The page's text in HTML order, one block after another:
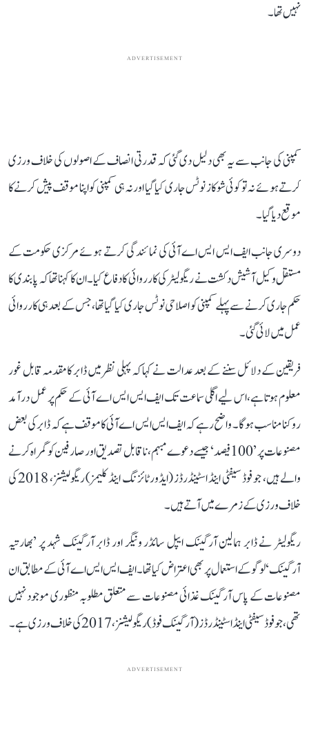
نہیں تھا۔
ADVERTISEMENT
کمپنی کی جانب سے یہ بھی دلیل دی گئی کہ قدرتی انصاف کے اصولوں کی خلاف ورزی
کرتے ہوئے نہ تو کوئی شوکاز نوٹس جاری کیا گیا اور نہ ہی کمپنی کو اپنا موقف پیش کرنے کا
موقع دیا گیا۔
دوسری جانب ایف ایس ایس اے آئی کی نمائندگی کرتے ہوئے مرکزی حکومت کے
مستقل وکیل آشیش دکشت نے ریگولیٹر کی کارروائی کا دفاع کیا۔ ان کا کہنا تھا کہ پابندی کا
حکم جاری کرنے سے پہلے کمپنی کو اصلاحی نوٹس جاری کیا گیا تھا، جس کے بعد ہی کارروائی
عمل میں لائی گئی۔
فریقین کے دلائل سننے کے بعد عدالت نے کہا کہ پہلی نظر میں ڈابر کا مقدمہ قابل غور
معلوم ہوتا ہے، اس لیے اگلی سماعت تک ایف ایس ایس اے آئی کے حکم پر عمل درآمد
روکنا مناسب ہوگا۔ واضح رہے کہ ایف ایس ایس اے آئی کا موقف ہے کہ ڈابر کی بعض
مصنوعات پر ’100 فیصد‘ جیسے دعوے مبہم، ناقابل تصدیق اور صارفین کو گمراہ کرنے
والے ہیں، جو فوڈ سیفٹی اینڈ اسٹینڈرڈز (ایڈورٹائزنگ اینڈ کلیمز) ریگولیشنز، 2018 کی
خلاف ورزی کے زمرے میں آتے ہیں۔
ریگولیٹر نے ڈابر ہمالین آرگینک ایپل سائڈر ونیگر اور ڈابر آرگینک شہد پر ’بھارتیہ
آرگینک‘ لوگو کے استعمال پر بھی اعتراض کیا تھا۔ ایف ایس ایس اے آئی کے مطابق ان
مصنوعات کے پاس آرگینک غذائی مصنوعات سے متعلق مطلوبہ منظوری موجود نہیں
تھی، جو فوڈ سیفٹی اینڈ اسٹینڈرڈز (آرگینک فوڈ) ریگولیشنز، 2017 کی خلاف ورزی ہے۔
ADVERTISEMENT